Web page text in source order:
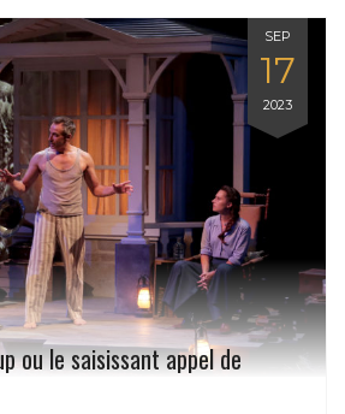
SEP
17
2023
ou le saisissant appel de